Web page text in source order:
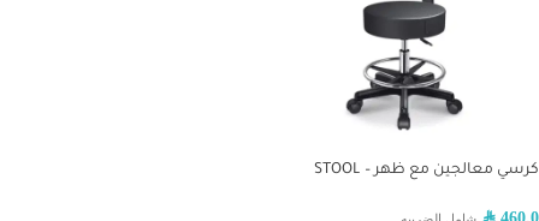
كرسي معالجين مع ظهر – STOOL